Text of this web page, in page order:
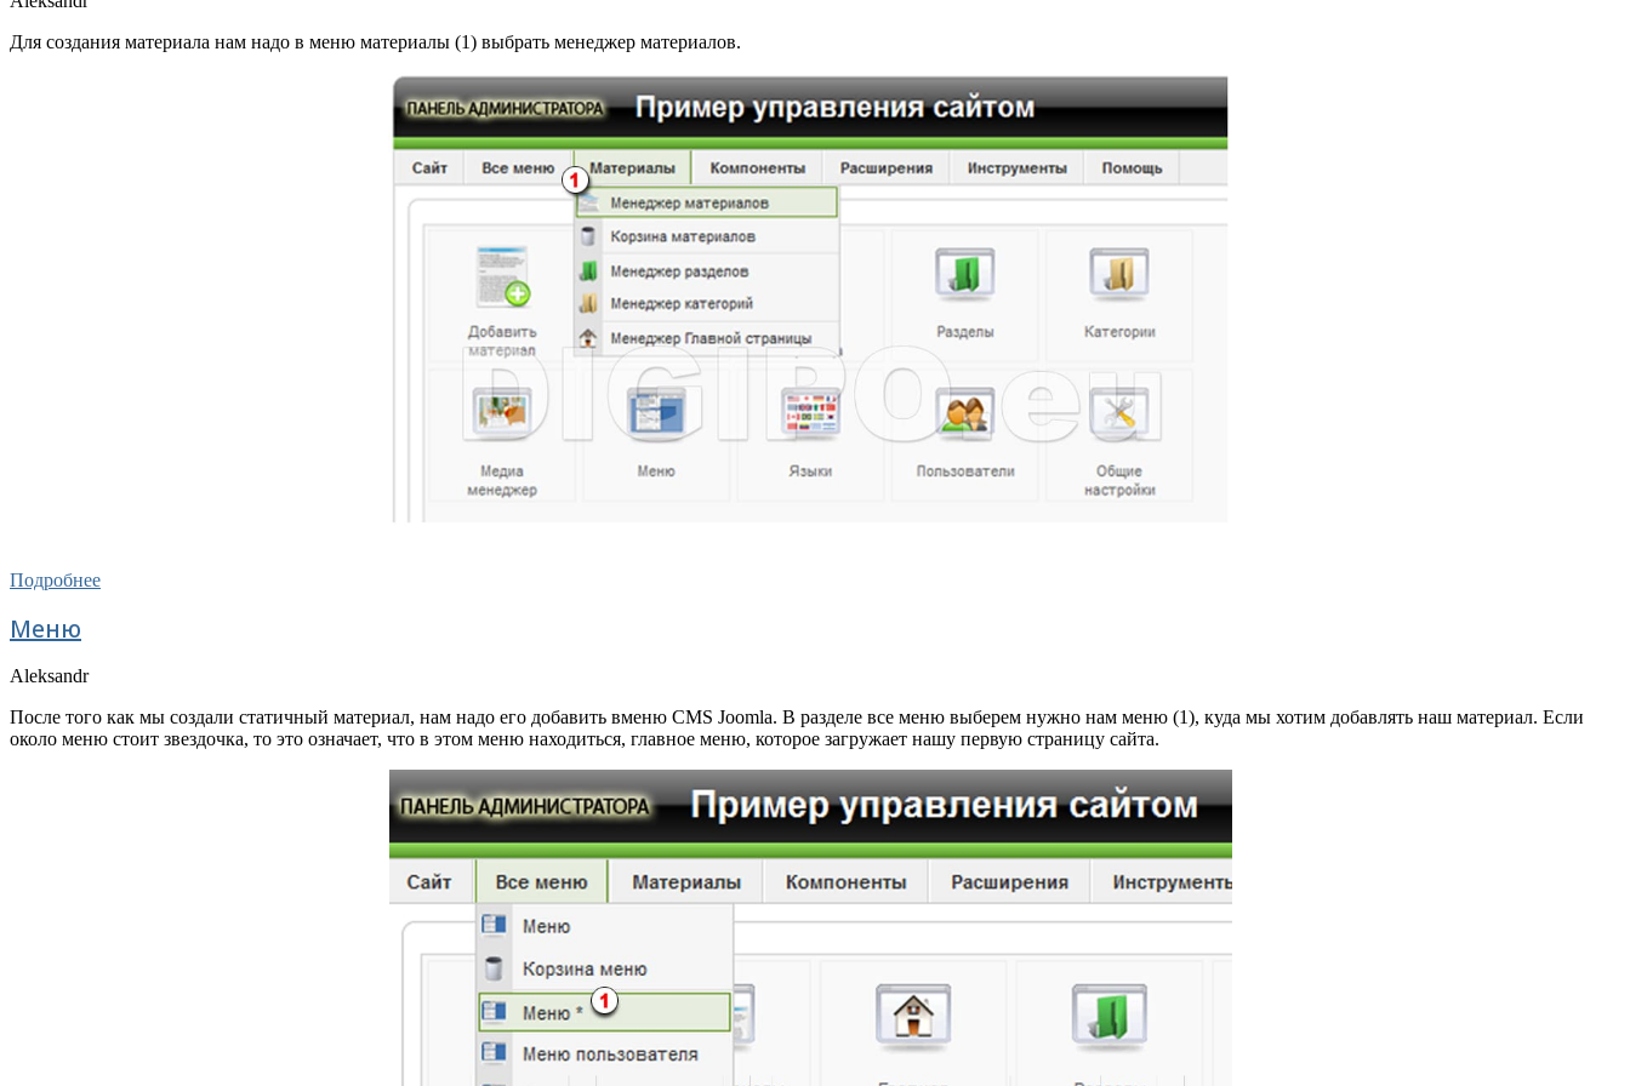
Для создания материала нам надо в меню материалы (1) выбрать менеджер материалов.
Подробнее
Меню
Aleksandr
После того как мы создали статичный материал, нам надо его добавить вменю CMS Joomla. В разделе все меню выберем нужно нам меню (1), куда мы хотим добавлять наш материал. Если
около меню стоит звездочка, то это означает, что в этом меню находиться, главное меню, которое загружает нашу первую страницу сайта.